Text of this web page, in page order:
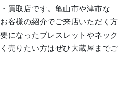
買取店です。亀山市や津市な
客様の紹介でご来店いただく方
になったブレスレットやネック
売りたい方はぜひ大蔵屋までご